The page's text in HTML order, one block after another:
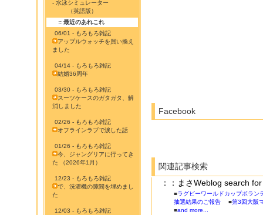
- 水泳シミュレーター
（英語版）
:: 最近のあれこれ
06/01 - もろもろ雑記
アップルウォッチを買い換え
ました
04/14 - もろもろ雑記
結婚36周年
03/30 - もろもろ雑記
スーツケースのガタガタ、解
消しました
02/26 - もろもろ雑記
オフラインラブで涙した話
01/26 - もろもろ雑記
今、ジャングリアに行ってき
た （2026年1月）
12/23 - もろもろ雑記
で、洗濯機の隙間を埋めまし
た
12/03 - もろもろ雑記
Facebook
関連記事検索
：：まさWeblog search
■ラグビーワールドカップボラン
抽選結果のご報告 ■第3回大阪
■and more...